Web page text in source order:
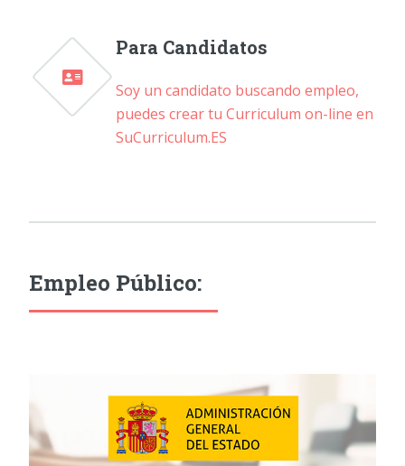
Para Candidatos
Soy un candidato buscando empleo,
puedes crear tu Curriculum on-line en
SuCurriculum.ES
Empleo Público: